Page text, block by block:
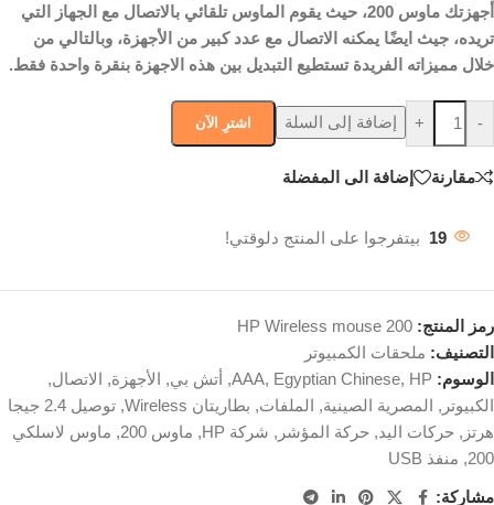
أجهزتك ماوس 200، حيث يقوم الماوس تلقائي بالاتصال مع الجهاز التي
تريده، جيث ايضًا يمكنه الاتصال مع عدد كبير من الأجهزة، وبالتالي من
خلال مميزاته الفريدة تستطيع التبديل بين هذه الاجهزة بنقرة واحدة فقط.
-
+ إضافة إلى السلة اشترِ الآن
مقارنة إضافة الى المفضلة
19 بيتفرجوا على المنتج دلوقتي!
رمز المنتج: HP Wireless mouse 200
التصنيف: ملحقات الكمبيوتر
الوسوم:
AAA, Egyptian Chinese, HP
, أتش بي, الأجهزة, الاتصال,
الكبيوتر , المصرية الصينية, الملفات, بطاريتان Wireless ,
توصيل 2.4 جيجا
هرتز , حركات اليد, حركة المؤشر , شركة HP , ماوس 200 , ماوس لاسلكي
200
, منفذ USB
مشاركة: